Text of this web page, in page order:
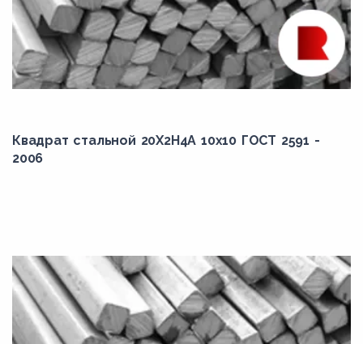
Квадрат стальной 20Х2Н4А 10x10 ГОСТ 2591 -
2006